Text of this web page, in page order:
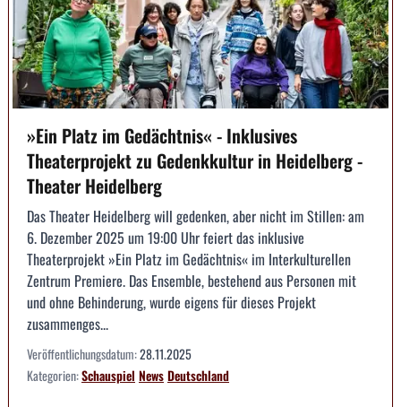
»Ein Platz im Gedächtnis« - Inklusives
Theaterprojekt zu Gedenkkultur in Heidelberg -
Theater Heidelberg
Das Theater Heidelberg will gedenken, aber nicht im Stillen: am
6. Dezember 2025 um 19:00 Uhr feiert das inklusive
Theaterprojekt »Ein Platz im Gedächtnis« im Interkulturellen
Zentrum Premiere. Das Ensemble, bestehend aus Personen mit
und ohne Behinderung, wurde eigens für dieses Projekt
zusammenges...
Veröffentlichungsdatum:28.11.2025
Kategorien:Schauspiel NewsDeutschland